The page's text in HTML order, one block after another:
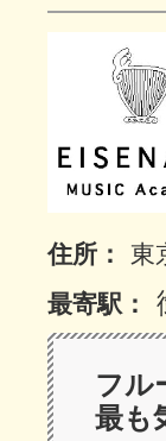
住所：
東
最寄駅：
フル
最も